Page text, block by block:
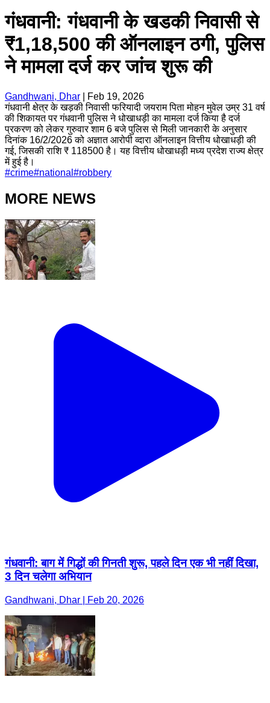
गंधवानी: गंधवानी के खडकी निवासी से
₹1,18,500 की ऑनलाइन ठगी, पुलिस
ने मामला दर्ज कर जांच शुरू की
Gandhwani, Dhar
Feb 19, 2026
गंधवानी क्षेत्र के खड़की निवासी फरियादी जयराम पिता मोहन मुवेल उम्र 31 वर्ष
की शिकायत पर गंधवानी पुलिस ने धोखाधड़ी का मामला दर्ज किया है दर्ज
प्रकरण को लेकर गुरुवार शाम 6 बजे पुलिस से मिली जानकारी के अनुसार
दिनांक 16/2/2026 को अज्ञात आरोपी व्दारा ऑनलाइन वित्तीय धोखाधड़ी की
गई, जिसकी राशि ₹ 118500 है। यह वित्तीय धोखाधड़ी मध्य प्रदेश राज्य क्षेत्र
में हुई है।
#crime#national #robbery
MORE NEWS
गंधवानी: बाग में गिद्धों की गिनती शुरू, पहले दिन एक भी नहीं दिखा,
3 दिन चलेगा अभियान
Gandhwani, Dhar | Feb 20, 2026